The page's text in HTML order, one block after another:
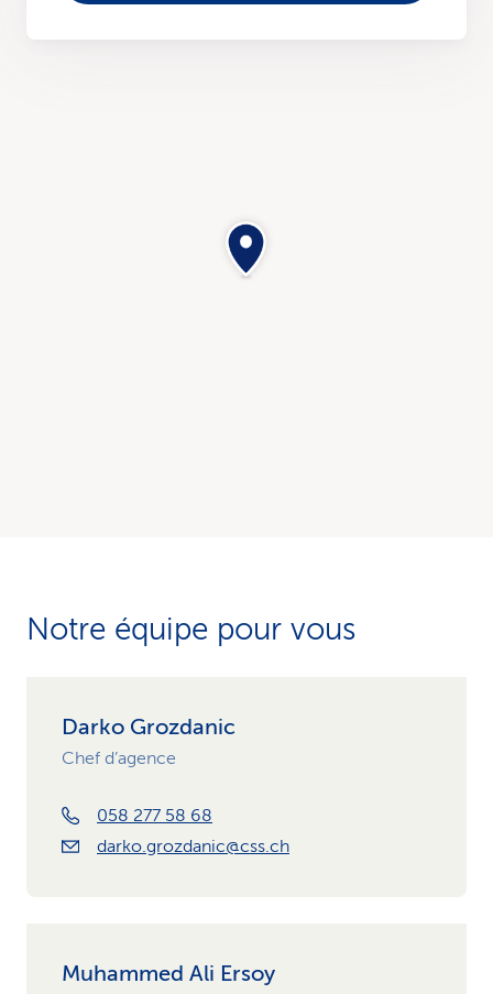
Notre équipe pour vous
Darko Grozdanic
Chef d’agence
058 277 58 68
darko.grozdanic@css.ch
Muhammed Ali Ersoy